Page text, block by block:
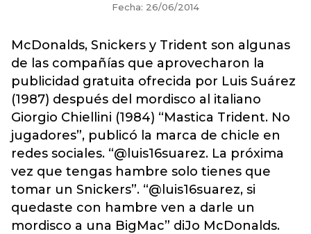
Fecha: 26/06/2014
McDonalds, Snickers y Trident son algunas
de las compañías que aprovecharon la
publicidad gratuita ofrecida por Luis Suárez
(1987) después del mordisco al italiano
Giorgio Chiellini (1984) “Mastica Trident. No
jugadores”, publicó la marca de chicle en
redes sociales. “@luis16suarez. La próxima
vez que tengas hambre solo tienes que
tomar un Snickers”. “@luis16suarez, si
quedaste con hambre ven a darle un
mordisco a una BigMac” diJo McDonalds.